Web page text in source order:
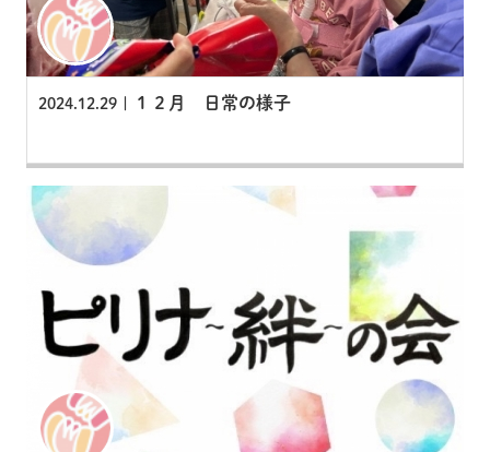
2024.12.29 | １２月 日常の様子